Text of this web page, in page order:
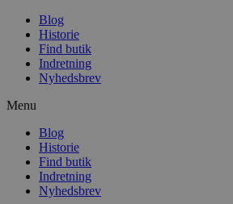
Blog
Historie
Find butik
Indretning
Nyhedsbrev
Menu
Blog
Historie
Find butik
Indretning
Nyhedsbrev